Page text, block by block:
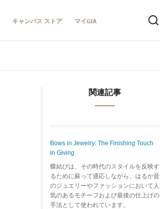
キャンパス ストア マイGIA
関連記事
Bows in Jewelry: The Finishing Touch
in Giving
蝶結びは、その時代のスタイルを反映す
るために蘇って適応しながら、はるか昔
のジュエリーやファッションにおいて人
気のあるモチーフおよび最後の仕上げの
手法として使われています。